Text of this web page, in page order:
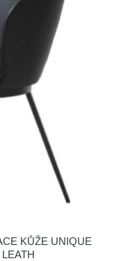
KŮŽE UNIQUE